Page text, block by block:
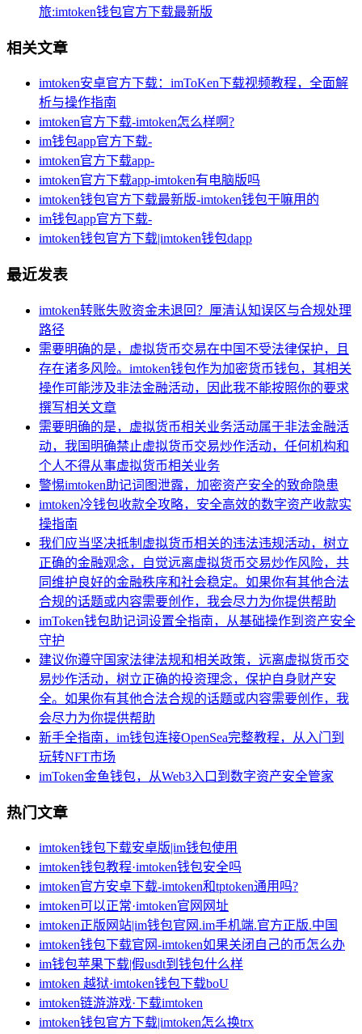
旅:imtoken钱包官方下载最新版
相关文章
imtoken安卓官方下载：imToKen下载视频教程，全面解
析与操作指南
imtoken官方下载-imtoken怎么样啊?
im钱包app官方下载-
imtoken官方下载app-
imtoken官方下载app-imtoken有电脑版吗
imtoken钱包官方下载最新版-imtoken钱包干嘛用的
im钱包app官方下载-
imtoken钱包官方下载|imtoken钱包dapp
最近发表
imtoken转账失败资金未退回？厘清认知误区与合规处理
路径
需要明确的是，虚拟货币交易在中国不受法律保护，且
存在诸多风险。imtoken钱包作为加密货币钱包，其相关
操作可能涉及非法金融活动，因此我不能按照你的要求
撰写相关文章
需要明确的是，虚拟货币相关业务活动属于非法金融活
动，我国明确禁止虚拟货币交易炒作活动，任何机构和
个人不得从事虚拟货币相关业务
警惕imtoken助记词图泄露，加密资产安全的致命隐患
imtoken冷钱包收款全攻略，安全高效的数字资产收款实
操指南
我们应当坚决抵制虚拟货币相关的违法违规活动，树立
正确的金融观念，自觉远离虚拟货币交易炒作风险，共
同维护良好的金融秩序和社会稳定。如果你有其他合法
合规的话题或内容需要创作，我会尽力为你提供帮助
imToken钱包助记词设置全指南，从基础操作到资产安全
守护
建议你遵守国家法律法规和相关政策，远离虚拟货币交
易炒作活动，树立正确的投资理念，保护自身财产安
全。如果你有其他合法合规的话题或内容需要创作，我
会尽力为你提供帮助
新手全指南，im钱包连接OpenSea完整教程，从入门到
玩转NFT市场
imToken金鱼钱包，从Web3入口到数字资产安全管家
热门文章
imtoken钱包下载安卓版|im钱包使用
imtoken钱包教程·imtoken钱包安全吗
imtoken官方安卓下载-imtoken和tptoken通用吗?
imtoken可以正常·imtoken官网网址
imtoken正版网站|im钱包官网.im手机端.官方正版.中国
imtoken钱包下载官网-imtoken如果关闭自己的币怎么办
im钱包苹果下载|假usdt到钱包什么样
imtoken 越狱·imtoken钱包下载boU
imtoken链游游戏·下载imtoken
imtoken钱包官方下载|imtoken怎么换trx